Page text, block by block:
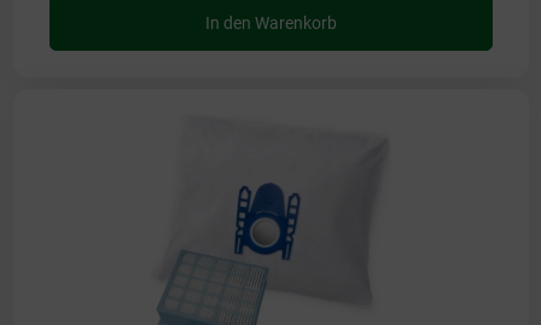
In den Warenkorb